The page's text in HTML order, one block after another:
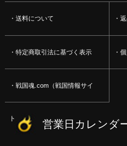
送料について
特定商取引法に基づく表示
戦国魂.com（戦国情報サイ
ト） 営業日カレンダ